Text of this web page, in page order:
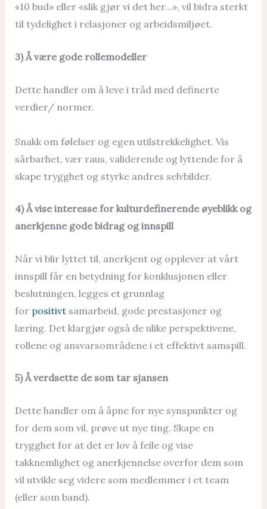
«10 bud» eller «slik gjør vi det her…», vil bidra sterkt
til tydelighet i relasjoner og arbeidsmiljøet.
3) Å være gode rollemodeller
Dette handler om å leve i tråd med definerte
verdier/ normer.
Snakk om følelser og egen utilstrekkelighet. Vis
sårbarhet, vær raus, validerende og lyttende for å
skape trygghet og styrke andres selvbilder.
4) Å vise interesse for kulturdefinerende øyeblikk og
anerkjenne gode bidrag og innspill
Når vi blir lyttet til, anerkjent og opplever at vårt
innspill får en betydning for konklusjonen eller
beslutningen, legges et grunnlag
for positivt samarbeid, gode prestasjoner og
læring. Det klargjør også de ulike perspektivene,
rollene og ansvarsområdene i et effektivt samspill.
5) Å verdsette de som tar sjansen
Dette handler om å åpne for nye synspunkter og
for dem som vil, prøve ut nye ting. Skape en
trygghet for at det er lov å feile og vise
takknemlighet og anerkjennelse overfor dem som
vil utvikle seg videre som medlemmer i et team
(eller som band).